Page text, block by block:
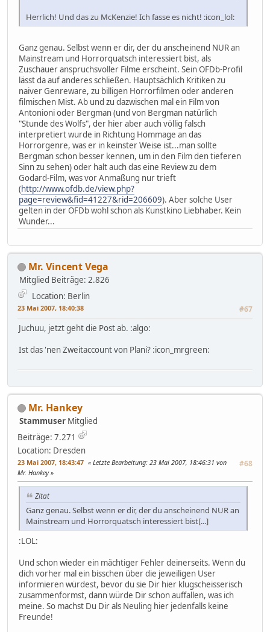
Herrlich! Und das zu McKenzie! Ich fasse es nicht! :icon_lol:
Ganz genau. Selbst wenn er dir, der du anscheinend NUR an
Mainstream und Horrorquatsch interessiert bist, als
Zuschauer anspruchsvoller Filme erscheint. Sein OFDb-Profil
lässt da auf anderes schließen. Hauptsächlich Kritiken zu
naiver Genreware, zu billigen Horrorfilmen oder anderen
filmischen Mist. Ab und zu dazwischen mal ein Film von
Antonioni oder Bergman (und von Bergman natürlich
"Stunde des Wolfs", der hier aber auch völlig falsch
interpretiert wurde in Richtung Hommage an das
Horrorgenre, was er in keinster Weise ist...man sollte
Bergman schon besser kennen, um in den Film den tieferen
Sinn zu sehen) oder halt auch das eine Review zu dem
Godard-Film, was vor Anmaßung nur trieft
(http://www.ofdb.de/view.php?
page=review&fid=41227&rid=206609). Aber solche User
gelten in der OFDb wohl schon als Kunstkino Liebhaber. Kein
Wunder...
Mr. Vincent Vega
Mitglied Beiträge: 2.826
Location: Berlin
23 Mai 2007, 18:40:38 #67
Juchuu, jetzt geht die Post ab. :algo:
Ist das 'nen Zweitaccount von Plani? :icon_mrgreen:
Mr. Hankey
Stammuser Mitglied
Beiträge: 7.271
Location: Dresden
23 Mai 2007, 18:43:47 #68
Letzte Bearbeitung: 23 Mai 2007, 18:46:31 von
Mr. Hankey
Zitat
Ganz genau. Selbst wenn er dir, der du anscheinend NUR an
Mainstream und Horrorquatsch interessiert bist[...]
:LOL:
Und schon wieder ein mächtiger Fehler deinerseits. Wenn du
dich vorher mal ein bisschen über die jeweiligen User
informieren würdest, bevor du sie Dir hier klugscheisserisch
zusammenformst, dann würde Dir schon auffallen, was ich
meine. So machst Du Dir als Neuling hier jedenfalls keine
Freunde!